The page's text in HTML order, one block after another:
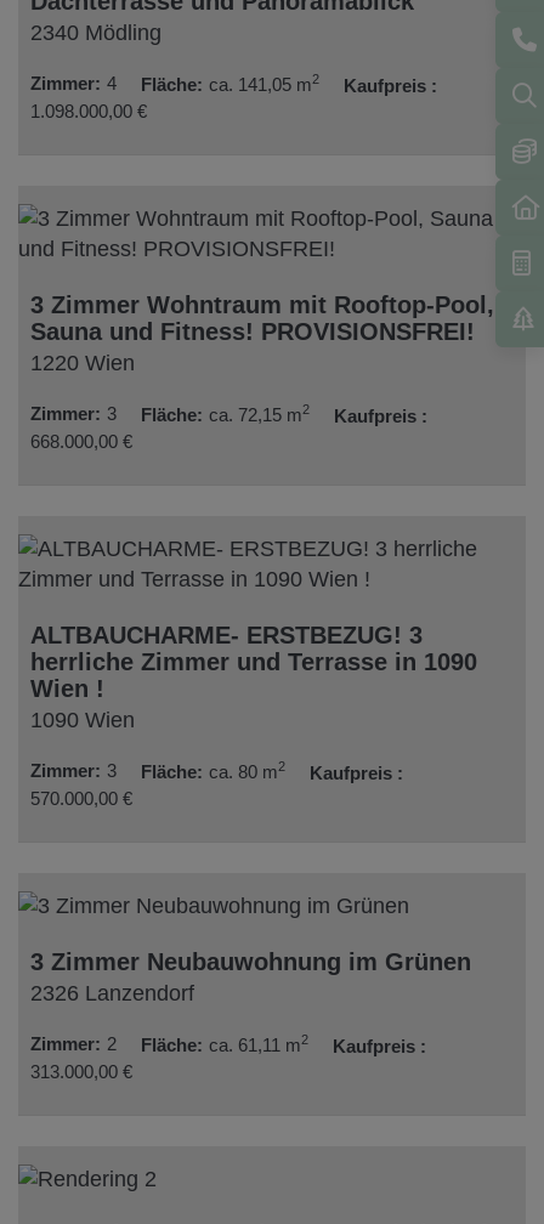
2340 Mödling
Zimmer 4 Fläche ca. 141,05 m2
Kaufpreis
1.098.000,00 €
3 Zimmer Wohntraum mit Rooftop-Pool,
Sauna und Fitness! PROVISIONSFREI!
1220 Wien
Zimmer 3 Fläche ca. 72,15 m2
Kaufpreis
668.000,00 €
ALTBAUCHARME- ERSTBEZUG! 3
herrliche Zimmer und Terrasse in 1090
Wien !
1090 Wien
Zimmer 3 Fläche ca. 80 m2
Kaufpreis
570.000,00 €
3 Zimmer Neubauwohnung im Grünen
2326 Lanzendorf
Zimmer 2 Fläche ca. 61,11 m2
Kaufpreis
313.000,00 €